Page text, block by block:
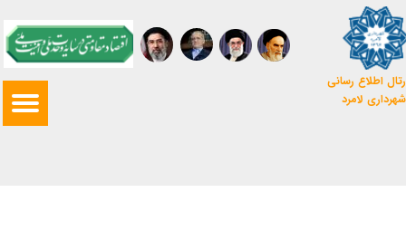
اطلاع رسانی
شهرداری لامرد